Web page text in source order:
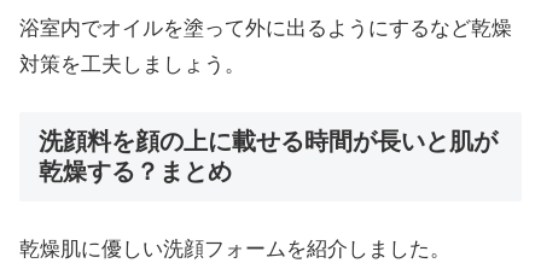
浴室内でオイルを塗って外に出るようにするなど乾燥
対策を工夫しましょう。
洗顔料を顔の上に載せる時間が長いと肌が
乾燥する？まとめ
乾燥肌に優しい洗顔フォームを紹介しました。